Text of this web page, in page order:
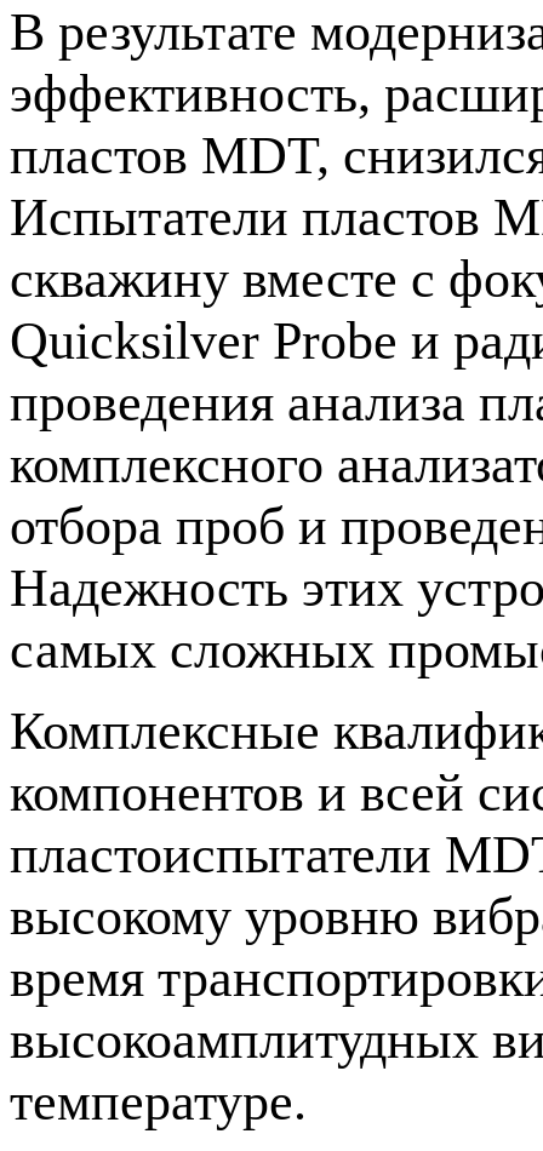
В результате
эффективность,
пластов MDT,
Испытатели пластов
скважину вместе с
Quicksilver Probe и
проведения анализа
комплексного
отбора проб и
Надежность этих
самых сложных
Комплексные
компонентов и всей
пластоиспытатели
высокому уровню
время
высокоамплитудных
температуре.